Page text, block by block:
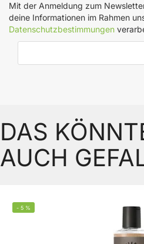
Mit der Anmeldung zum
deine Informationen im Rahmen
Datenschutzbestimmungen
DAS
AUCH
- 5 %